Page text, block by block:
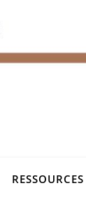
RESSOURCES